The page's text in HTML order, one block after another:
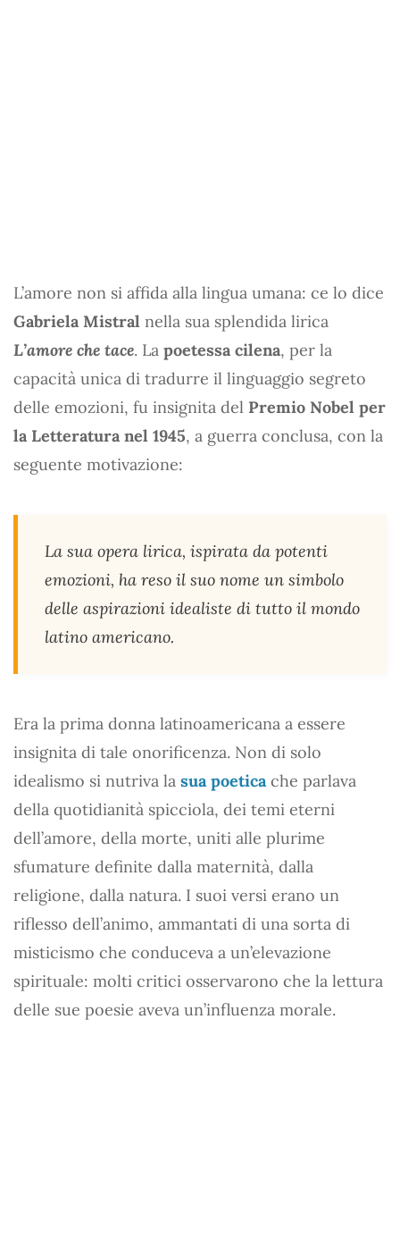
L’amore non si affida alla lingua umana: ce lo dice
Gabriela Mistral nella sua splendida lirica
L’amore che tace. La poetessa cilena, per la
capacità unica di tradurre il linguaggio segreto
delle emozioni, fu insignita del Premio Nobel per
la Letteratura nel 1945, a guerra conclusa, con la
seguente motivazione:
La sua opera lirica, ispirata da potenti
emozioni, ha reso il suo nome un simbolo
delle aspirazioni idealiste di tutto il mondo
latino americano.
Era la prima donna latinoamericana a essere
insignita di tale onorificenza. Non di solo
idealismo si nutriva la sua poeticache parlava
della quotidianità spicciola, dei temi eterni
dell’amore, della morte, uniti alle plurime
sfumature definite dalla maternità, dalla
religione, dalla natura. I suoi versi erano un
riflesso dell’animo, ammantati di una sorta di
misticismo che conduceva a un’elevazione
spirituale: molti critici osservarono che la lettura
delle sue poesie aveva un’influenza morale.